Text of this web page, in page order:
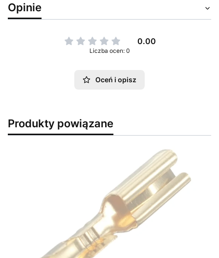
Opinie
0.00
Liczba ocen: 0
Oceń i opisz
Produkty powiązane